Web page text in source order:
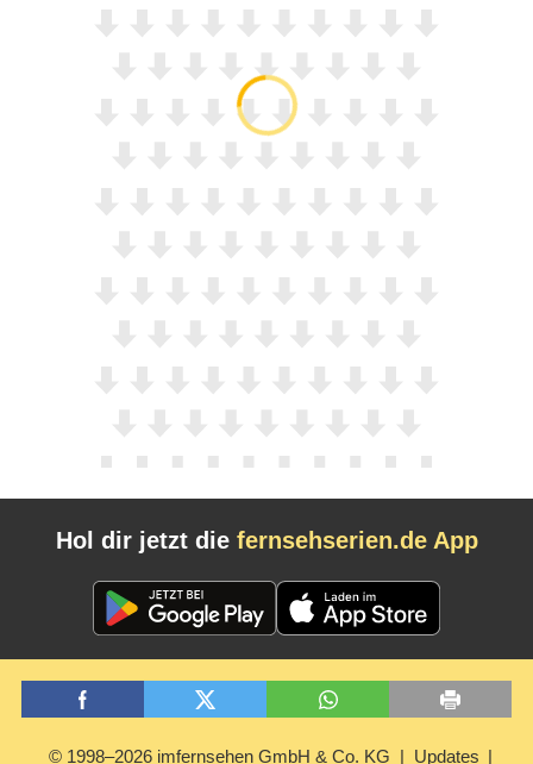
Hol dir jetzt die fernsehserien.de App
© 1998–2026 imfernsehen GmbH & Co. KG Updates